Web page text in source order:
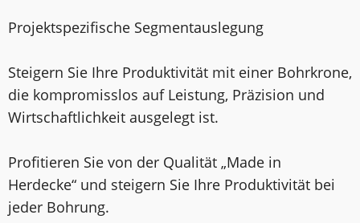
Projektspezifische Segmentauslegung
Steigern Sie Ihre Produktivität mit einer Bohrkrone,
die kompromisslos auf Leistung, Präzision und
Wirtschaftlichkeit ausgelegt ist.
Profitieren Sie von der Qualität „Made in
Herdecke“ und steigern Sie Ihre Produktivität bei
jeder Bohrung.